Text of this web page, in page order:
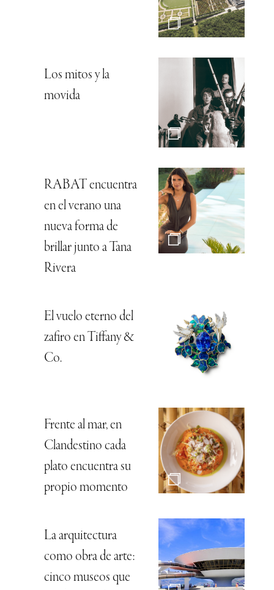
Los mitos y la
movida
RABAT encuentra
en el verano una
nueva forma de
brillar junto a Tana
Rivera
El vuelo eterno del
zafiro en Tiffany &
Co.
Frente al mar, en
Clandestino cada
plato encuentra su
propio momento
La arquitectura
como obra de arte:
cinco museos que